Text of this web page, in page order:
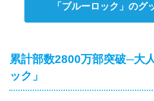
「ブルーロック」のグ
累計部数2800万部突破─大
ック」